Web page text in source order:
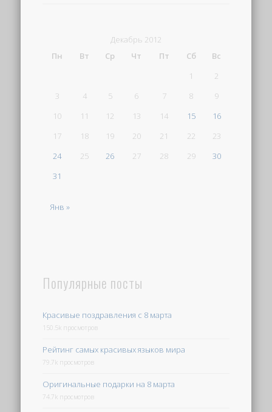
Декабрь 2012
Пн
Вт Ср Чт Пт Сб
Вс
1
2
3
4 5 6 7 8
9
10
11 12 13 14 15
16
17
18 19 20 21 22
23
24
25 26 27 28 29
30
31
Янв »
Популярные посты
Красивые поздравления с 8 марта
150.5k просмотров
Рейтинг самых красивых языков мира
79.7k просмотров
Оригинальные подарки на 8 марта
74.7k просмотров